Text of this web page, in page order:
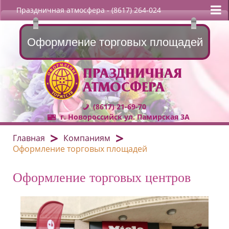
Праздничная атмосфера- (8617) 264-024
Оформление торговых площадей
ПРАЗДНИЧНАЯ
АТМОСФЕРА
(8617) 21-69-70
г. Новороссийск ул. Памирская 3А
Главная
Компаниям
Оформление торговых площадей
Оформление торговых центров